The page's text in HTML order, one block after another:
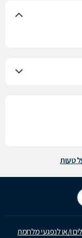
טעות
ו/או לנפגעי מלחמת